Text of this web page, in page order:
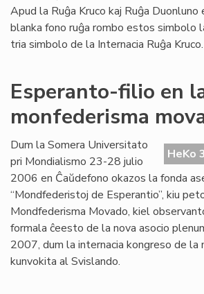
Apud la Ruĝa Kruco kaj Ruĝa
blanka fono ruĝa rombo estos simbolo
tria simbolo de la Internacia Ruĝa Kruco.
Esperanto-filio en
monfederisma
HeKo
Dum la Somera Universitato
pri Mondialismo 23-28 julio
2006 en Ĉaŭdefono okazos la fonda
“Mondfederistoj de Esperantio”, kiu
Mondfederisma Movado, kiel
formala ĉeesto de la nova asocio
2007, dum la internacia kongreso de la
kunvokita al Svislando.